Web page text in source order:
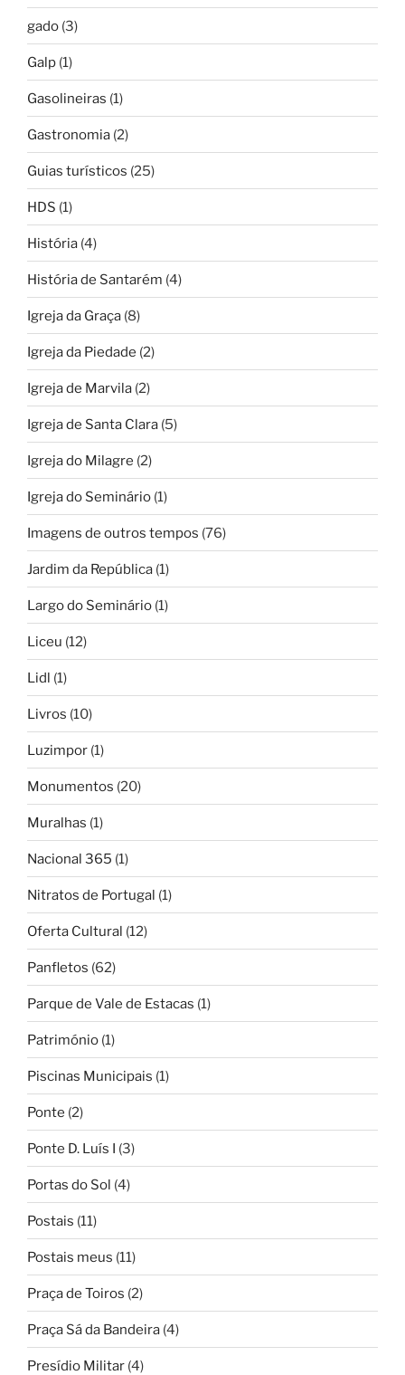
gado (3)
Galp (1)
Gasolineiras (1)
Gastronomia (2)
Guias turísticos (25)
HDS (1)
História (4)
História de Santarém (4)
Igreja da Graça (8)
Igreja da Piedade (2)
Igreja de Marvila (2)
Igreja de Santa Clara (5)
Igreja do Milagre (2)
Igreja do Seminário (1)
Imagens de outros tempos (76)
Jardim da República (1)
Largo do Seminário (1)
Liceu (12)
Lidl (1)
Livros (10)
Luzimpor (1)
Monumentos (20)
Muralhas (1)
Nacional 365 (1)
Nitratos de Portugal (1)
Oferta Cultural (12)
Panfletos (62)
Parque de Vale de Estacas (1)
Património (1)
Piscinas Municipais (1)
Ponte (2)
Ponte D. Luís I (3)
Portas do Sol (4)
Postais (11)
Postais meus (11)
Praça de Toiros (2)
Praça Sá da Bandeira (4)
Presídio Militar (4)